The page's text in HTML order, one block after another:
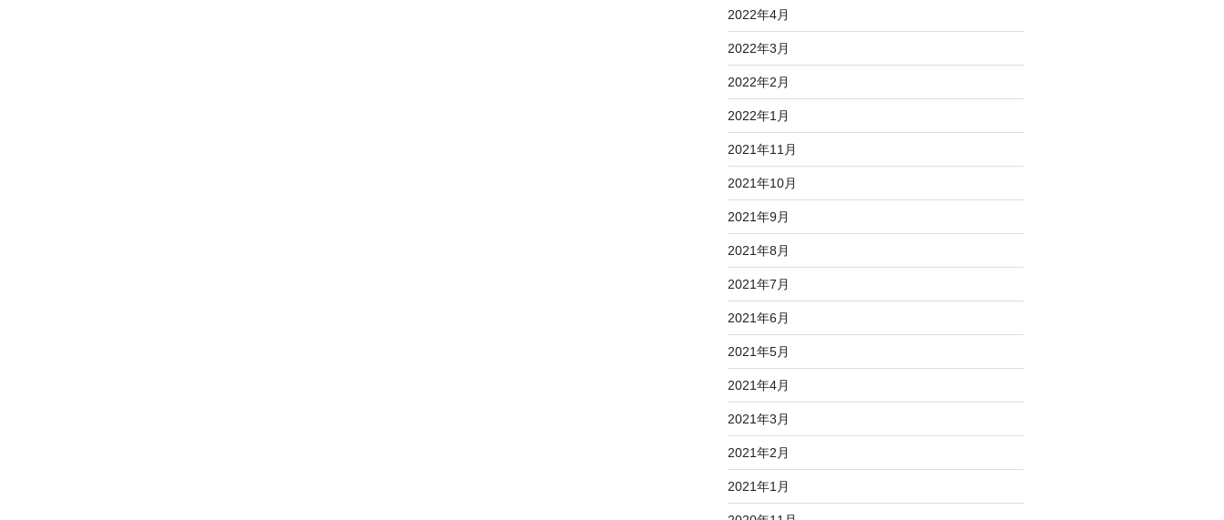
2022年4月
2022年3月
2022年2月
2022年1月
2021年11月
2021年10月
2021年9月
2021年8月
2021年7月
2021年6月
2021年5月
2021年4月
2021年3月
2021年2月
2021年1月